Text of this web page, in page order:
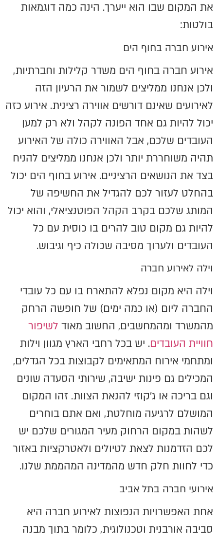
את המקום שבו הוא ייערך. הינה כמה דוגמאות
בולטות:
אירוע חברה בחוף הים
אירוע חברה בחוף הים משדר קלילות וחברתיות,
ולכן אנחנו ממליצים לשמור את הרעיון הזה
לאירועים שאינם דורשים אווירה רצינית. אירוע כזה
יכול להיות גם אחד הפונה לקהל ולא רק למען
העובדים שלכם, אבל האווירה כולה של האירוע
תהיה משוחררת יותר ולכן אנחנו ממליצים להניח
בצד את הנושאים הרציניים. אירוע בחוף הים יכול
בהחלט לעזור לכם להגדיל את החשיפה של
המותג שלכם בקרב הקהל הפוטנציאלי, והוא יכול
להיות גם מקום טוב להרים בו כוסית עם כל
העובדים ולערוך מסיבה שכולה כיף וגיבוש.
וילה לאירוע חברה
וילה היא מקום נפלא להתארח בו עם כל עובדי
החברה ליום (או כמה ימים) של חופשה הרחק
מהמשרד ומהמחשבים, החשוב מאוד לשיפור
חוויית העובדים. יש בכל רחבי הארץ מגוון וילות
ומתחמי אירוח המתאימים לקבוצות בכל הגדלים,
המכילים גם פינות ישיבה, שירותי הסעדה שונים
וגם בריכה או ג'קוזי להנאת הצוות. זהו המקום
המושלם לרגיעה מוחלטת, ואם אתם בוחרים
לשהות במקום הרחוק מעיר המגורים שלכם יש
לכם הזדמנות לצאת לטיולים ולאטרקציות באזור
כדי לחוות חלק חדש מהמדינה המהממת שלנו.
אירועי חברה בתל אביב
אחת האפשרויות הנפוצות לאירוע חברה היא
סביבה אורבנית וטכנולוגית, כלומר בתוך מבנה